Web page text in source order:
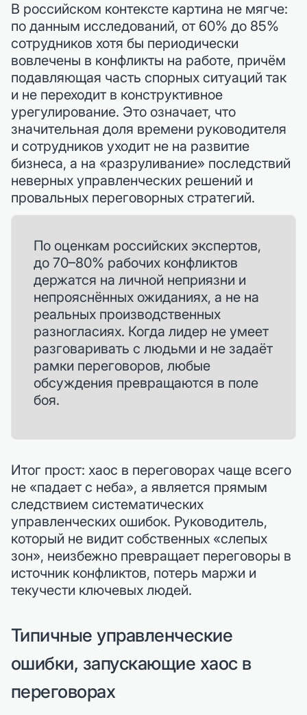
В российском контексте картина не мягче:
по данным исследований, от 60% до 85%
сотрудников хотя бы периодически
вовлечены в конфликты на работе, причём
подавляющая часть спорных ситуаций так
и не переходит в конструктивное
урегулирование. Это означает, что
значительная доля времени руководителя
и сотрудников уходит не на развитие
бизнеса, а на «разруливание» последствий
неверных управленческих решений и
провальных переговорных стратегий.
По оценкам российских экспертов,
до 70–80% рабочих конфликтов
держатся на личной неприязни и
непрояснённых ожиданиях, а не на
реальных производственных
разногласиях. Когда лидер не умеет
разговаривать с людьми и не задаёт
рамки переговоров, любые
обсуждения превращаются в поле
боя.
Итог прост: хаос в переговорах чаще всего
не «падает с неба», а является прямым
следствием систематических
управленческих ошибок. Руководитель,
который не видит собственных «слепых
зон», неизбежно превращает переговоры в
источник конфликтов, потерь маржи и
текучести ключевых людей.
Типичные управленческие
ошибки, запускающие хаос в
переговорах